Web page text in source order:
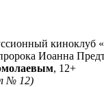
киноклуб «
Иоанна
, 12+
№ 12)